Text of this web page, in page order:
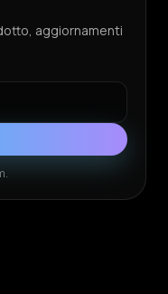
aggiornamenti